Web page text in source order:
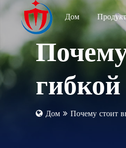
Дом
Дом Почему стоит